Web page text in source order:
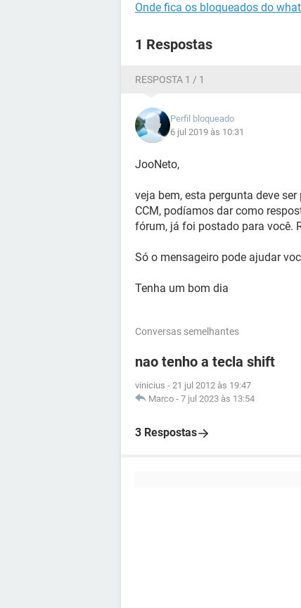
Onde fica os bloqueados do
1 Respostas
RESPOSTA 1 / 1
Perfil bloqueado
6 jul 2019 às 10:31
JooNeto,
veja bem, esta pergunta deve
CCM, podíamos dar como
fórum, já foi postado para você.
Só o mensageiro pode ajudar
Tenha um bom dia
Conversas semelhantes
nao tenho a tecla shift
vinicius - 21 jul 2012 às 19:47
Marco - 7 jul 2023 às 13:54
3 Respostas